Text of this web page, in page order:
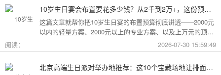
10岁生日宴会布置要花多少钱？从2千到2万+，这份预算攻略讲透了
这篇文章就帮你把10岁生日宴的布置预算彻底讲透——2000元
以内的轻量方案、2000元以上的专业方案、以及上万元的顶配
阅读： 2026-07-30 15:59:49
北京高端生日派对举办地推荐：这10个宝藏场地让排面与品味兼得